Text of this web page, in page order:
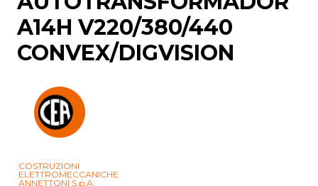
A14H V220/380/440
CONVEX/DIGVISION
COSTRUZIONI
ELETTROMECCANICHE
ANNETTONI S.p.A.